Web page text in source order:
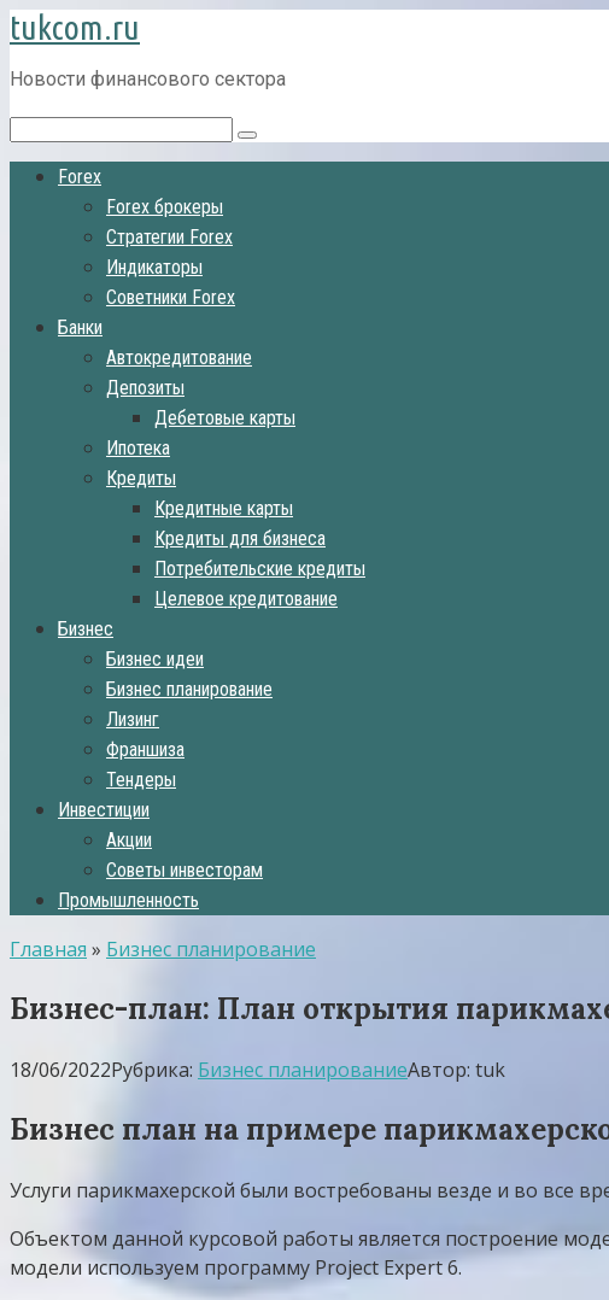
Перейти
к
контенту
tukcom.ru
Новости финансового сектора
Поиск:
Forex
Forex брокеры
Стратегии Forex
Индикаторы
Советники Forex
Банки
Автокредитование
Депозиты
Дебетовые карты
Ипотека
Кредиты
Кредитные карты
Кредиты для бизнеса
Потребительские кредиты
Целевое кредитование
Бизнес
Бизнес идеи
Бизнес планирование
Лизинг
Франшиза
Тендеры
Инвестиции
Акции
Советы инвесторам
Промышленность
Главная » Бизнес планирование
Бизнес-план: План открытия
18/06/2022Рубрика: Бизнес планированиеАвтор: tuk
Бизнес план на примере
Услуги парикмахерской были востребованы везде и во все
Объектом данной курсовой работы является построение
модели используем программу Project Expert 6.